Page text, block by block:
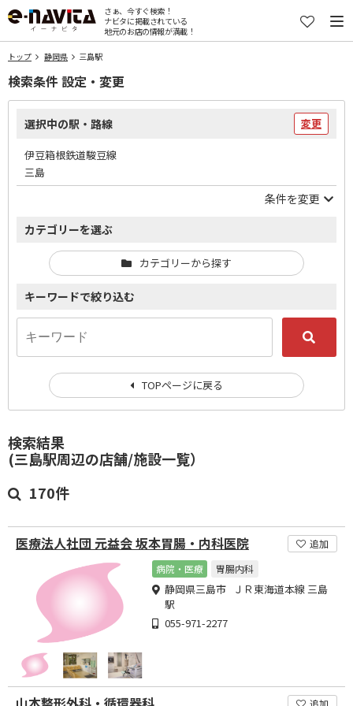
さぁ、今すぐ検索！
ナビタに掲載されている
地元のお店の情報が満載！
トップ 静岡県 三島駅
検索結果
(三島駅周辺の店舗/施設一覧）
170件
医療法人社団 元益会 坂本胃腸・内科医院
追加
病院・医療
胃腸内科
静岡県三島市 ＪＲ東海道本線 三島
駅
055-971-2277
追加
検索条件 設定・変更
選択中の駅・路線 変更
伊豆箱根鉄道駿豆線
三島
条件を変更
カテゴリーを選ぶ
カテゴリーから探す
キーワードで絞り込む
TOPページに戻る